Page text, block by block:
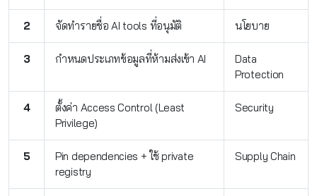
2 จัดทำรายชื่อ AI tools ที่อนุมัติ นโยบาย
3 กำหนดประเภทข้อมูลที่ห้ามส่งเข้า AI
Data
Protection
4
ตั้งค่า Access Control (Least
Privilege)
Security
5
Pin dependencies + ใช้ private
registry
Supply Chain